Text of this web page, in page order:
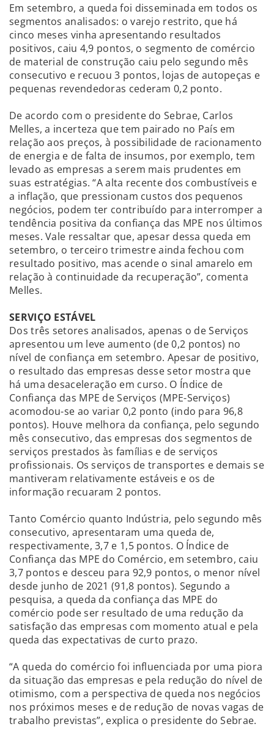
Em setembro, a queda foi disseminada em todos os
segmentos analisados: o varejo restrito, que há
cinco meses vinha apresentando resultados
positivos, caiu 4,9 pontos, o segmento de comércio
de material de construção caiu pelo segundo mês
consecutivo e recuou 3 pontos, lojas de autopeças e
pequenas revendedoras cederam 0,2 ponto.
De acordo com o presidente do Sebrae, Carlos
Melles, a incerteza que tem pairado no País em
relação aos preços, à possibilidade de racionamento
de energia e de falta de insumos, por exemplo, tem
levado as empresas a serem mais prudentes em
suas estratégias. “A alta recente dos combustíveis e
a inflação, que pressionam custos dos pequenos
negócios, podem ter contribuído para interromper a
tendência positiva da confiança das MPE nos últimos
meses. Vale ressaltar que, apesar dessa queda em
setembro, o terceiro trimestre ainda fechou com
resultado positivo, mas acende o sinal amarelo em
relação à continuidade da recuperação”, comenta
Melles.
SERVIÇO ESTÁVEL
Dos três setores analisados, apenas o de Serviços
apresentou um leve aumento (de 0,2 pontos) no
nível de confiança em setembro. Apesar de positivo,
o resultado das empresas desse setor mostra que
há uma desaceleração em curso. O Índice de
Confiança das MPE de Serviços (MPE-Serviços)
acomodou-se ao variar 0,2 ponto (indo para 96,8
pontos). Houve melhora da confiança, pelo segundo
mês consecutivo, das empresas dos segmentos de
serviços prestados às famílias e de serviços
profissionais. Os serviços de transportes e demais se
mantiveram relativamente estáveis e os de
informação recuaram 2 pontos.
Tanto Comércio quanto Indústria, pelo segundo mês
consecutivo, apresentaram uma queda de,
respectivamente, 3,7 e 1,5 pontos. O Índice de
Confiança das MPE do Comércio, em setembro, caiu
3,7 pontos e desceu para 92,9 pontos, o menor nível
desde junho de 2021 (91,8 pontos). Segundo a
pesquisa, a queda da confiança das MPE do
comércio pode ser resultado de uma redução da
satisfação das empresas com momento atual e pela
queda das expectativas de curto prazo.
“A queda do comércio foi influenciada por uma piora
da situação das empresas e pela redução do nível de
otimismo, com a perspectiva de queda nos negócios
nos próximos meses e de redução de novas vagas de
trabalho previstas”, explica o presidente do Sebrae.